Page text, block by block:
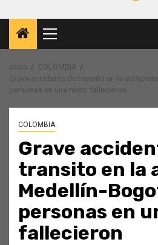
Menú
principal
Inicio
COLOMBIA
Grave accidente de transito en la
personas en una moto fallecieron
COLOMBIA
Grave
transito en la
Medellín-
personas en
fallecieron